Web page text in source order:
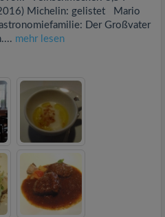
Michelin: gelistet Mario
Der Großvater
mehr lesen